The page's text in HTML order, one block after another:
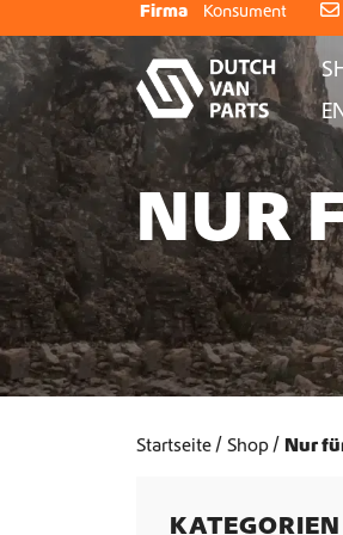
Firma Konsument
NUR
Startseite Shop Nur
KATEGORIEN